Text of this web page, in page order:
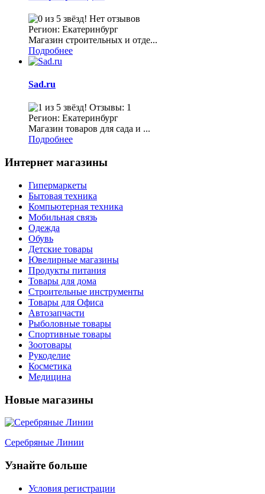
Нет отзывов
Регион: Екатеринбург
Магазин строительных и отде...
Подробнее
Sad.ru
Отзывы: 1
Регион: Екатеринбург
Магазин товаров для сада и ...
Подробнее
Интернет магазины
Гипермаркеты
Бытовая техника
Компьютерная техника
Мобильная связь
Одежда
Обувь
Детские товары
Ювелирные магазины
Продукты питания
Товары для дома
Строительные инструменты
Товары для Офиса
Автозапчасти
Рыболовные товары
Спортивные товары
Зоотовары
Рукоделие
Косметика
Медицина
Новые магазины
Серебряные Линии
Узнайте больше
Условия регистрации